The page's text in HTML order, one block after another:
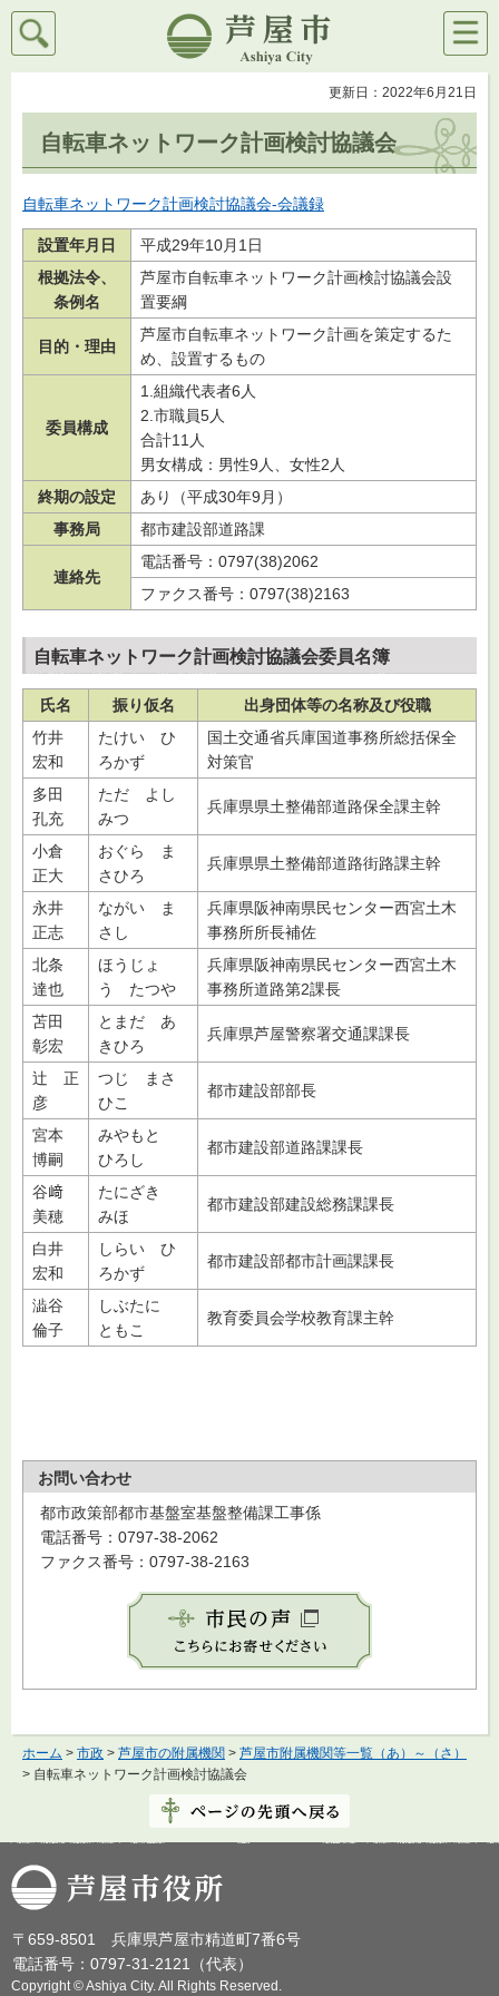
芦屋市
検索
メニ
ュー
更新日：2022年6月21日
自転車ネットワーク計画検討協議会
自転車ネットワーク計画検討協議会-会議録
設置年月日
平成29年10月1日
根拠法令、
条例名
芦屋市自転車ネットワーク計画検討協議会設
置要綱
目的・理由
芦屋市自転車ネットワーク計画を策定するた
め、設置するもの
委員構成
1.組織代表者6人
2.市職員5人
合計11人
男女構成：男性9人、女性2人
終期の設定
あり（平成30年9月）
事務局
都市建設部道路課
連絡先
電話番号：0797(38)2062
ファクス番号：0797(38)2163
自転車ネットワーク計画検討協議会委員名簿
氏名 振り仮名
出身団体等の名称及び役職
竹井
宏和
たけい ひ
ろかず
国土交通省兵庫国道事務所総括保全
対策官
多田
孔充
ただ よし
みつ
兵庫県県土整備部道路保全課主幹
小倉
正大
おぐら ま
さひろ
兵庫県県土整備部道路街路課主幹
永井
正志
ながい ま
さし
兵庫県阪神南県民センター西宮土木
事務所所長補佐
北条
達也
ほうじょ
う たつや
兵庫県阪神南県民センター西宮土木
事務所道路第2課長
苫田
彰宏
とまだ あ
きひろ
兵庫県芦屋警察署交通課課長
辻 正
彦
つじ まさ
ひこ
都市建設部部長
宮本
博嗣
みやもと
ひろし
都市建設部道路課課長
谷﨑
美穂
たにざき
みほ
都市建設部建設総務課課長
白井
宏和
しらい ひ
ろかず
都市建設部都市計画課課長
澁谷
倫子
しぶたに
ともこ
教育委員会学校教育課主幹
お問い合わせ
都市政策部都市基盤室基盤整備課工事係
電話番号：0797-38-2062
ファクス番号：0797-38-2163
ホーム > 市政 > 芦屋市の附属機関 > 芦屋市附属機関等一覧（あ）～（さ）
> 自転車ネットワーク計画検討協議会
芦屋市役所
〒659-8501 兵庫県芦屋市精道町7番6号
電話番号：0797-31-2121（代表）
Copyright © Ashiya City. All Rights Reserved.